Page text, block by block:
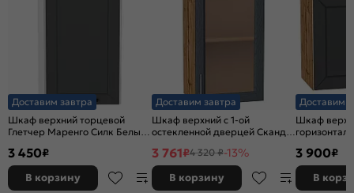
Доставим завтра
Шкаф верхний торцевой
Глетчер Маренго Силк Белый
3 450₽
В корзину
Доставим завтра
Шкаф верхний с 1-ой
остекленной дверцей Сканди
716*400*320
3 761₽4 320 ₽-13%
В корзину
Доставим
Шкаф
3 900₽
В